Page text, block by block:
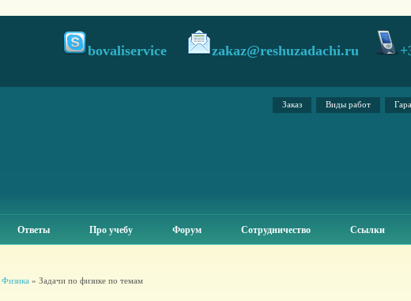
bovaliservice zakaz@reshuzadachi.ru
Заказ Виды работ
Ответы Про учебу Форум Сотрудничество Ссылки
Физика » Задачи по физике по темам